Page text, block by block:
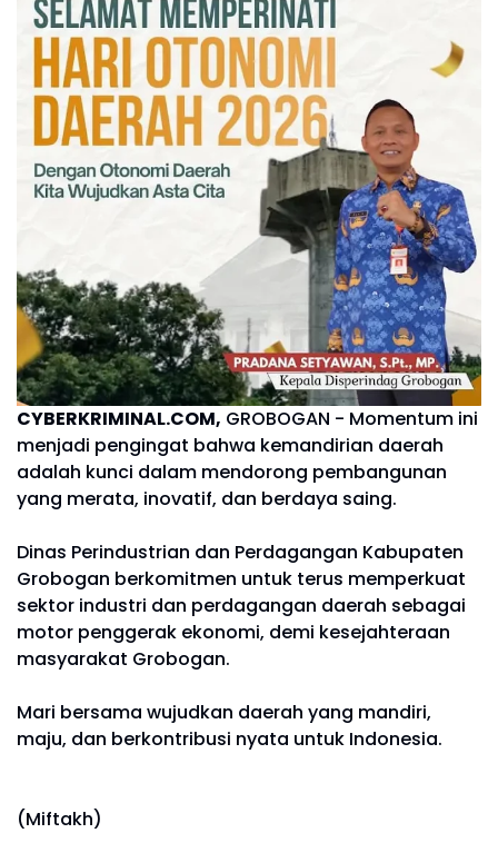
CYBERKRIMINAL.COM, GROBOGAN - Momentum ini
menjadi pengingat bahwa kemandirian daerah
adalah kunci dalam mendorong pembangunan
yang merata, inovatif, dan berdaya saing.
Dinas Perindustrian dan Perdagangan Kabupaten
Grobogan berkomitmen untuk terus memperkuat
sektor industri dan perdagangan daerah sebagai
motor penggerak ekonomi, demi kesejahteraan
masyarakat Grobogan.
Mari bersama wujudkan daerah yang mandiri,
maju, dan berkontribusi nyata untuk Indonesia.
(Miftakh)